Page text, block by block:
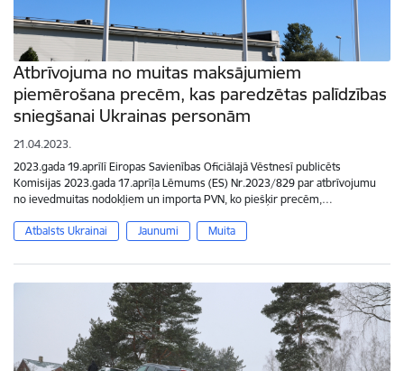
Atbrīvojuma no muitas maksājumiem
piemērošana precēm, kas paredzētas palīdzības
sniegšanai Ukrainas personām
21.04.2023.
2023.gada 19.aprīlī Eiropas Savienības Oficiālajā Vēstnesī publicēts
Komisijas 2023.gada 17.aprīļa Lēmums (ES) Nr.2023/829 par atbrīvojumu
no ievedmuitas nodokļiem un importa PVN, ko piešķir precēm,…
Atbalsts Ukrainai Jaunumi Muita